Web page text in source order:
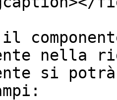
nella
si